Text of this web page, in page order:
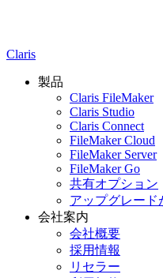
Claris
製品
Claris FileMaker
Claris Studio
Claris Connect
FileMaker Cloud
FileMaker Server
FileMaker Go
共有オプション
アップグレード
会社案内
会社概要
採用情報
リセラー